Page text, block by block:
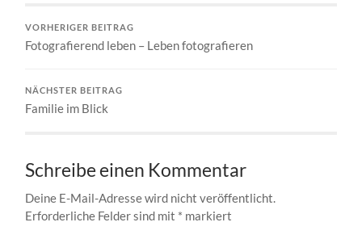
VORHERIGER BEITRAG
Fotografierend leben – Leben fotografieren
NÄCHSTER BEITRAG
Familie im Blick
Schreibe einen Kommentar
Deine E-Mail-Adresse wird nicht veröffentlicht.
Erforderliche Felder sind mit * markiert